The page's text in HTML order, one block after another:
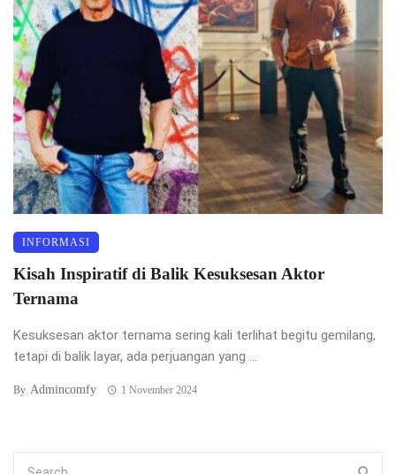
INFORMASI
Kisah Inspiratif di Balik Kesuksesan Aktor
Ternama
Kesuksesan aktor ternama sering kali terlihat begitu gemilang,
tetapi di balik layar, ada perjuangan yang ...
By Admincomfy 1 November 2024